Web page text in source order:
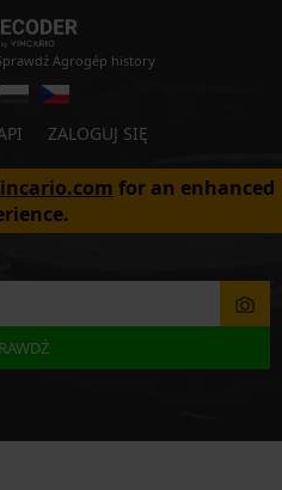
Agrogép history
ZALOGUJ SIĘ
for an enhanced